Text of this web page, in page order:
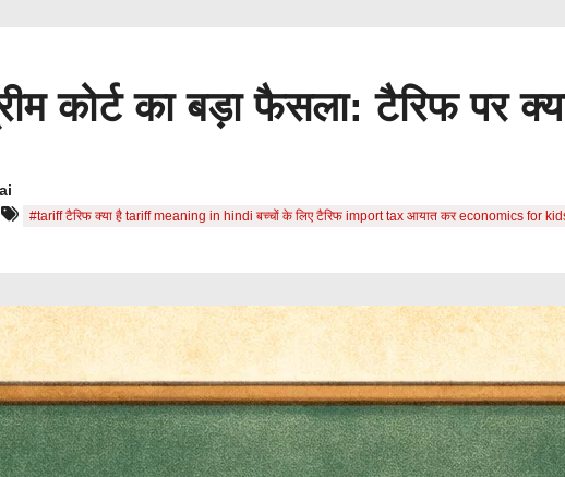
कोर्ट का बड़ा फैसला: टैरिफ पर
#tariff टैरिफ क्या है tariff meaning in hindi बच्चों के लिए टैरिफ import tax आयात कर economics for